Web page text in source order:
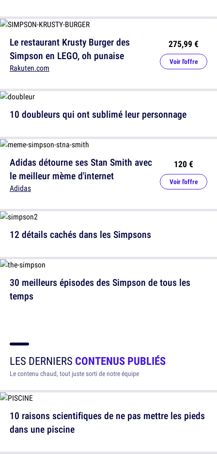
Le restaurant Krusty Burger des
Simpson en LEGO, oh punaise
Rakuten.com
275,99 €
Voir l'offre
Adidas détourne ses Stan Smith avec
le meilleur mème d'internet
Adidas
120 €
Voir l'offre
30 meilleurs épisodes des Simpson de tous les
temps
10 doubleurs qui ont sublimé leur personnage
12 détails cachés dans les Simpsons
LES DERNIERS CONTENUS PUBLIÉS
Le contenu chaud, tout juste sorti de notre équipe
10 raisons scientifiques de ne pas mettre les pieds
dans une piscine